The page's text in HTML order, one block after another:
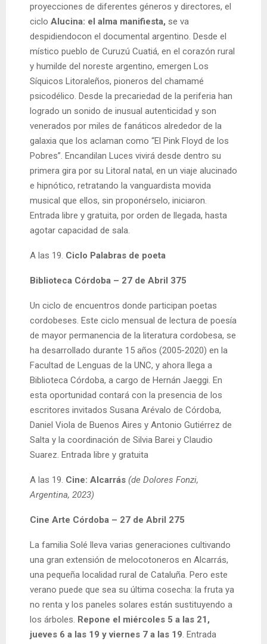
proyecciones de diferentes géneros y directores, el
ciclo Alucina: el alma manifiesta, se va
despidiendocon el documental argentino. Desde el
místico pueblo de Curuzú Cuatiá, en el corazón rural
y humilde del noreste argentino, emergen Los
Síquicos Litoraleños, pioneros del chamamé
psicodélico. Desde la precariedad de la periferia han
logrado un sonido de inusual autenticidad y son
venerados por miles de fanáticos alrededor de la
galaxia que los aclaman como “El Pink Floyd de los
Pobres”. Encandilan Luces vivirá desde dentro su
primera gira por su Litoral natal, en un viaje alucinado
e hipnótico, retratando la vanguardista movida
musical que ellos, sin proponérselo, iniciaron.
Entrada libre y gratuita, por orden de llegada, hasta
agotar capacidad de sala.
A las 19. Ciclo Palabras de poeta
Biblioteca Córdoba – 27 de Abril 375
Un ciclo de encuentros donde participan poetas
cordobeses. Este ciclo mensual de lectura de poesía
de mayor permanencia de la literatura cordobesa, se
ha desarrollado durante 15 años (2005-2020) en la
Facultad de Lenguas de la UNC, y ahora llega a
Biblioteca Córdoba, a cargo de Hernán Jaeggi. En
esta oportunidad contará con la presencia de los
escritores invitados Susana Arévalo de Córdoba,
Daniel Viola de Buenos Aires y Antonio Gutiérrez de
Salta y la coordinación de Silvia Barei y Claudio
Suarez. Entrada libre y gratuita
A las 19. Cine: Alcarrás (de Dolores Fonzi,
Argentina, 2023)
Cine Arte Córdoba – 27 de Abril 275
La familia Solé lleva varias generaciones cultivando
una gran extensión de melocotoneros en Alcarrás,
una pequeña localidad rural de Cataluña. Pero este
verano puede que sea su última cosecha: la fruta ya
no renta y los paneles solares están sustituyendo a
los árboles. Repone el miércoles 5 a las 21,
jueves 6 a las 19 y viernes 7 a las 19. Entrada